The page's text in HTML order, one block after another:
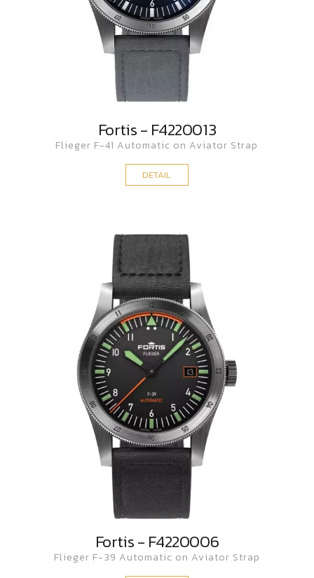
Fortis - F4220013
Flieger F-41 Automatic on Aviator Strap
DETAIL
Fortis - F4220006
Flieger F-39 Automatic on Aviator Strap